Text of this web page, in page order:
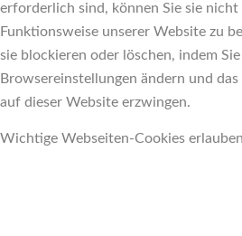
erforderlich sind, können Sie sie nicht
Funktionsweise unserer Website zu
sie blockieren oder löschen, indem
Browsereinstellungen ändern und
auf dieser Website erzwingen.
Wichtige Webseiten-Cookies